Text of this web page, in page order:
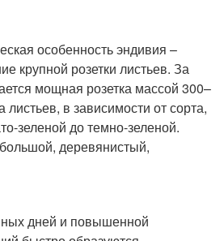
особенность эндивия –
крупной розетки листьев. За
мощная розетка массой 300–
листьев, в зависимости от сорта,
зеленой до темно-зеленой.
деревянистый,
дней и повышенной